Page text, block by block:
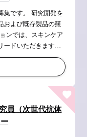
集です。 研究開発を
および既存製品の競
ンでは、スキンケア
ードいただきます。
出の中核として、技
員（次世代抗体